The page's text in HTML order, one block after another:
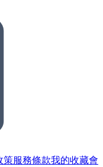
策服務條款我的收藏會